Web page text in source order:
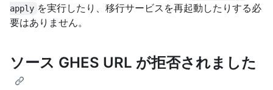
apply を実行したり、移行サービスを再起動したりする必
要はありません。
ソース GHES URL が拒否されました